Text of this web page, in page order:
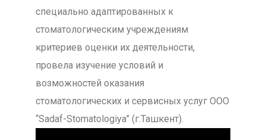
специально адаптированных к
стоматологическим учреждениям
критериев оценки их деятельности,
провела изучение условий и
возможностей оказания
стоматологических и сервисных услуг ООО
“Sadaf-Stomatologiya” (г.Ташкент).